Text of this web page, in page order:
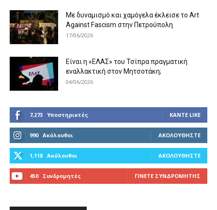
Με δυναμισμό και χαμόγελα έκλεισε το Art
Against Fascism στην Πετρούπολη
17/06/2026
Είναι η «ΕΛΑΣ» του Τσίπρα πραγματική
εναλλακτική στον Μητσοτάκη;
04/06/2026
7,273 Υποστηρικτές ΚΆΝΤΕ LIKE
990 Ακόλουθοι ΑΚΟΛΟΥΘΉΣΤΕ
1,118 Ακόλουθοι ΑΚΟΛΟΥΘΉΣΤΕ
450 Συνδρομητές ΓΊΝΕΤΕ ΣΥΝΔΡΟΜΗΤΉΣ